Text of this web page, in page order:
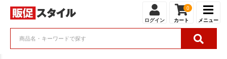
ログイン
0
カート メニュー